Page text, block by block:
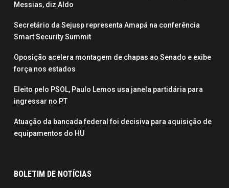
Messias, diz Aldo
Secretário da Sejusp representa Amapá na conferência
Smart Security Summit
Oposição acelera montagem de chapas ao Senado e exibe
força nos estados
Eleito pelo PSOL, Paulo Lemos usa janela partidária para
ingressar no PT
Atuação da bancada federal foi decisiva para aquisição de
equipamentos do HU
BOLETIM DE NOTÍCIAS